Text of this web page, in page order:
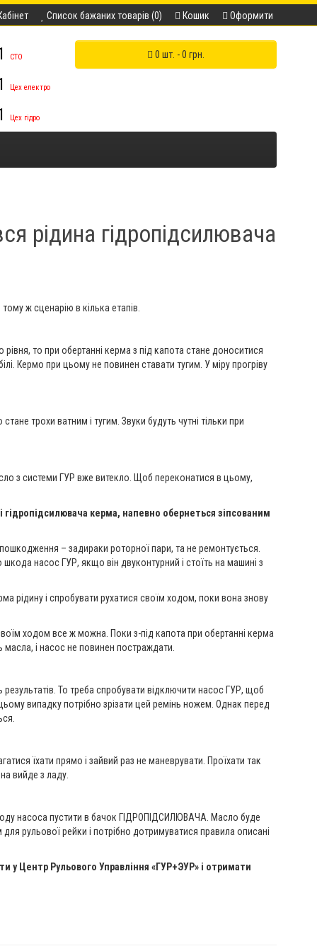
Список бажаних товарів (0) Кошик Оформити
СТО
Цех електро
Цех гідро
0 шт. - 0 грн.
рідина гідропідсилювача
ж сценарію в кілька етапів.
то при обертанні керма з під капота стане доноситися
Кермо при цьому не повинен ставати тугим. У міру прогріву
трохи ватним і тугим. Звуки будуть чутні тільки при
з системи ГУР вже витекло. Щоб переконатися в цьому,
гідропідсилювача керма, напевно обернеться зіпсованим
– задираки роторної пари, та не ремонтується.
насос ГУР, якщо він двуконтурний і стоїть на машині з
рідину і спробувати рухатися своїм ходом, поки вона знову
ходом все ж можна. Поки з-під капота при обертанні керма
масла, і насос не повинен постраждати.
То треба спробувати відключити насос ГУР, щоб
випадку потрібно зрізати цей ремінь ножем. Однак перед
їхати прямо і зайвий раз не маневрувати. Проїхати так
вийде з ладу.
насоса пустити в бачок ГІДРОПІДСИЛЮВАЧА. Масло буде
рульової рейки і потрібно дотримуватися правила описані
у Центр Рульового Управління «ГУР+ЭУР» і отримати